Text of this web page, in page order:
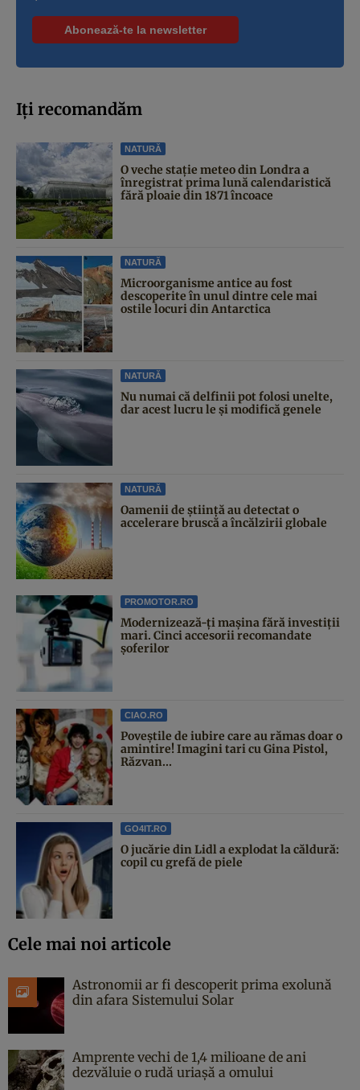
Iți recomandăm
NATURĂ
O veche stație meteo din Londra a
înregistrat prima lună calendaristică
fără ploaie din 1871 încoace
NATURĂ
Microorganisme antice au fost
descoperite în unul dintre cele mai
ostile locuri din Antarctica
NATURĂ
Nu numai că delfinii pot folosi unelte,
dar acest lucru le și modifică genele
NATURĂ
Oamenii de știință au detectat o
accelerare bruscă a încălzirii globale
PROMOTOR.RO
Modernizează-ți mașina fără investiții
mari. Cinci accesorii recomandate
șoferilor
CIAO.RO
Poveştile de iubire care au rămas doar o
amintire! Imagini tari cu Gina Pistol,
Răzvan...
GO4IT.RO
O jucărie din Lidl a explodat la căldură:
copil cu grefă de piele
Cele mai noi articole
Astronomii ar fi descoperit prima exolună
din afara Sistemului Solar
Amprente vechi de 1,4 milioane de ani
dezvăluie o rudă uriașă a omului